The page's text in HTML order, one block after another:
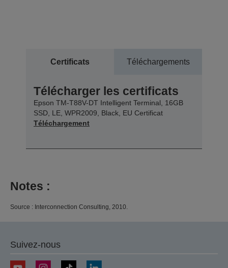
Certificats Téléchargements
Télécharger les certificats
Epson TM-T88V-DT Intelligent Terminal, 16GB
SSD, LE, WPR2009, Black, EU Certificat
Téléchargement
Notes :
Source : Interconnection Consulting, 2010.
Suivez-nous